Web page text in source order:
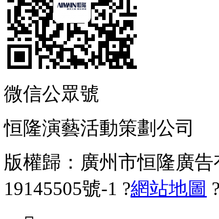
微信公眾號
恒隆演藝活動策劃公司
版權歸：廣州市恒隆廣
19145505號-1 ?網站地圖